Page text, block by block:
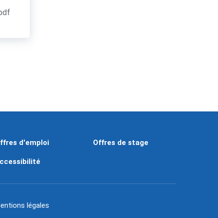
d'emploi Offres de stage
légales